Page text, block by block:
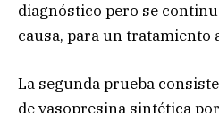
diagnóstico pero se
causa, para un tratamiento
La segunda prueba
de vasopresina sintética